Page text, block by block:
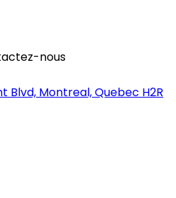
nous
Blvd, Montreal, Quebec H2R